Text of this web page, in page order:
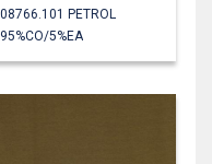
08766.101 PETROL
95%CO/5%EA